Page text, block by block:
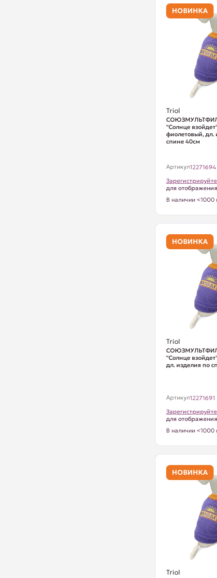
НОВИНКА
Triol
"Солнце
фиолетовый, дл.
спине 40см
Артикул12271694
для
В наличии <1000
НОВИНКА
Triol
"Солнце
дл. изделия по
Артикул12271691
для
В наличии <1000
НОВИНКА
Triol